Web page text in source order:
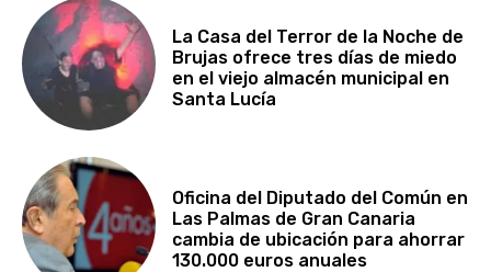
La Casa del Terror de la Noche de
Brujas ofrece tres días de miedo
en el viejo almacén municipal en
Santa Lucía
Oficina del Diputado del Común en
Las Palmas de Gran Canaria
cambia de ubicación para ahorrar
130.000 euros anuales